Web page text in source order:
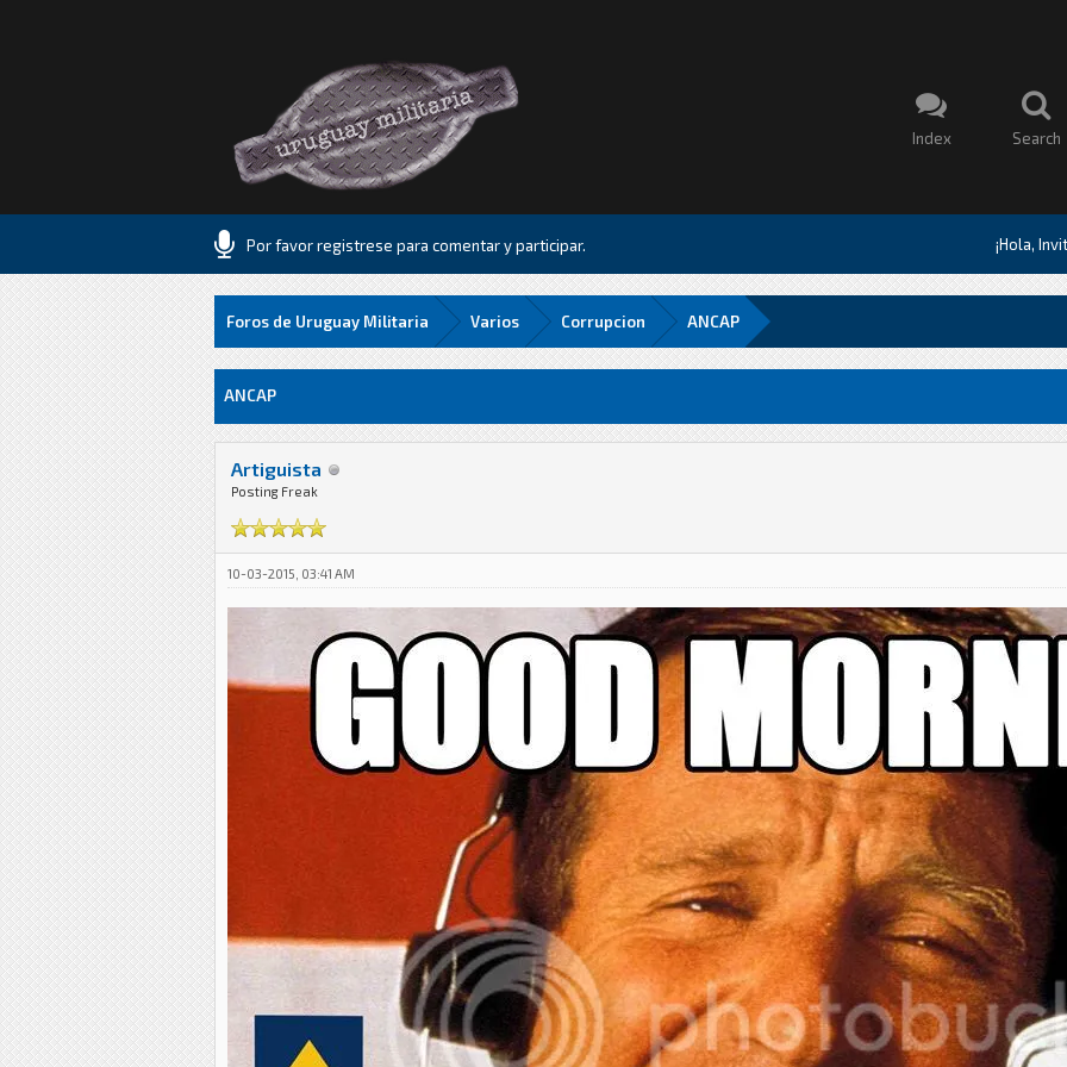
Index Search
Por favor registrese para comentar y participar. ¡Hola,
Foros de Uruguay Militaria Varios Corrupcion ANCAP
0 voto(s) - 0 Media
1
2
3
4
5 ANCAP
Artiguista
Posting Freak
10-03-2015, 03:41 AM